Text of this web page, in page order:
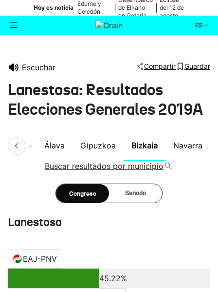
Hoy es noticia
Edurne y
Celedón
de Elkano
en Getaria
del 12 de
agosto
ES
Escuchar Compartir Guardar
Lanestosa: Resultados
Elecciones Generales 2019A
Álava Gipuzkoa Bizkaia Navarra
Buscar resultados por municipio
Congreso Senado
Lanestosa
EAJ-PNV
45.22%